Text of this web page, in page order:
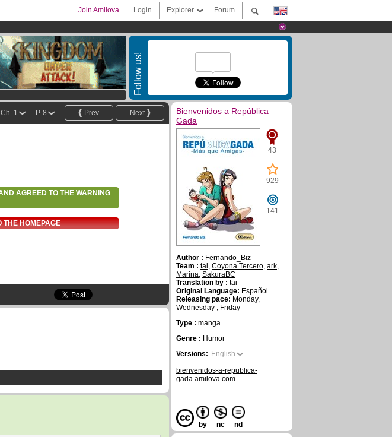
Forum
Explorer
Login
Join Amilova
Follow us!
Next
Prev.
P. 8
Ch. 1
AGREED TO THE WARNING
THE HOMEPAGE
Bienvenidos a República
Gada
43
929
141
Author : Fernando_Biz
Team : tai, Coyona Tercero, ark,
Marina, SakuraBC
Translation by : tai
Original Language: Español
Releasing pace: Monday,
Wednesday , Friday
Type : manga
Genre : Humor
Versions: English
bienvenidos-a-republica-
gada.amilova.com
by nc nd